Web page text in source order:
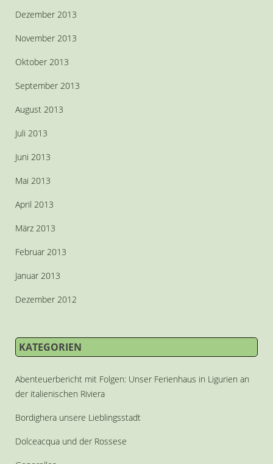
Dezember 2013
November 2013
Oktober 2013
September 2013
August 2013
Juli 2013
Juni 2013
Mai 2013
April 2013
März 2013
Februar 2013
Januar 2013
Dezember 2012
KATEGORIEN
Abenteuerbericht mit Folgen: Unser Ferienhaus in Ligurien an
der italienischen Riviera
Bordighera unsere Lieblingsstadt
Dolceacqua und der Rossese